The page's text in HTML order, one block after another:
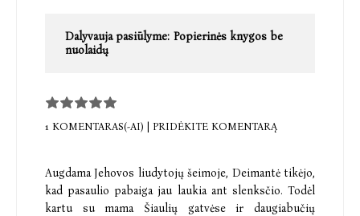
Dalyvauja pasiūlyme: Popierinės knygos be
nuolaidų
1 KOMENTARAS(-AI) PRIDĖKITE KOMENTARĄ
Augdama Jehovos liudytojų šeimoje, Deimantė tikėjo,
kad pasaulio pabaiga jau laukia ant slenksčio. Todėl
kartu su mama Šiaulių gatvėse ir daugiabučių